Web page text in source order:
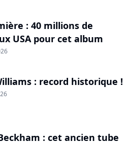
: 40 millions de
USA pour cet album
: record historique !
: cet ancien tube